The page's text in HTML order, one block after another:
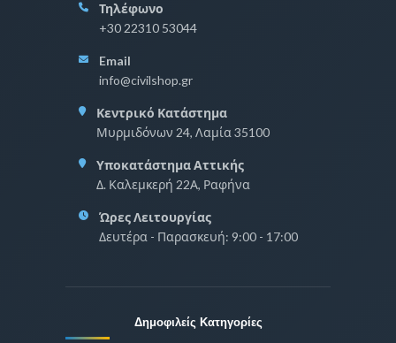
Τηλέφωνο
+30 22310 53044
Email
info@civilshop.gr
Κεντρικό Κατάστημα
Μυρμιδόνων 24, Λαμία 35100
Υποκατάστημα Αττικής
Δ. Καλεμκερή 22Α, Ραφήνα
Ώρες Λειτουργίας
Δευτέρα - Παρασκευή: 9:00 - 17:00
Δημοφιλείς Κατηγορίες